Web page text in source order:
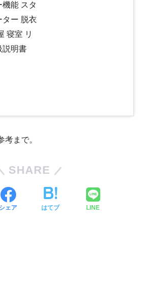
機能 スタ
ター 脱衣
寝室 リ
説明書
考まで。
SHARE
シェア はてブ LINE